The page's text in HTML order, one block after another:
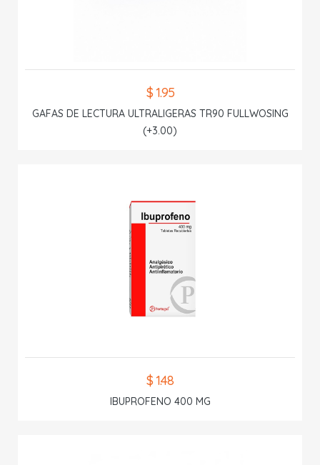
$ 1.95
GAFAS DE LECTURA ULTRALIGERAS TR90 FULLWOSING
(+3.00)
$ 1.48
IBUPROFENO 400 MG